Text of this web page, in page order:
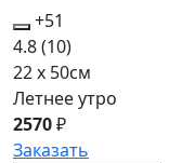
+51
4.8(10)
22 x 50см
Летнее утро
2570₽
Заказать